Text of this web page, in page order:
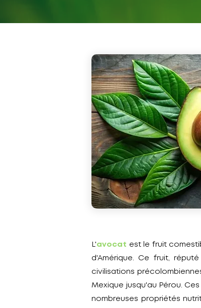
L'avocat est le fruit
d'Amérique. Ce fruit,
civilisations
Mexique jusqu'au Pérou.
nombreuses propriétés